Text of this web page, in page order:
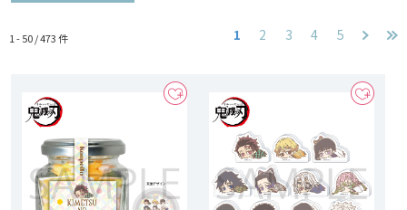
1 - 50 /473件 1 2 3 4 5